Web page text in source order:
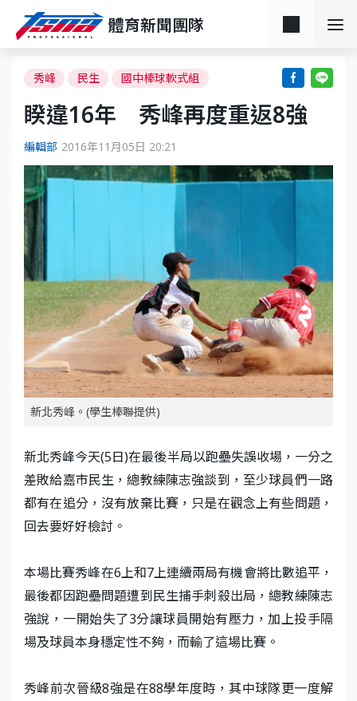
體育新聞團隊
秀峰 民生 國中棒球軟式組
睽違16年 秀峰再度重返8強
編輯部 2016年11月05日 20:21
新北秀峰。(學生棒聯提供)
新北秀峰今天(5日)在最後半局以跑壘失誤收場，一分之
差敗給嘉市民生，總教練陳志強談到，至少球員們一路
都有在追分，沒有放棄比賽，只是在觀念上有些問題，
回去要好好檢討。
本場比賽秀峰在6上和7上連續兩局有機會將比數追平，
最後都因跑壘問題遭到民生捕手刺殺出局，總教練陳志
強說，一開始失了3分讓球員開始有壓力，加上投手隔
場及球員本身穩定性不夠，而輸了這場比賽。
秀峰前次晉級8強是在88學年度時，其中球隊更一度解